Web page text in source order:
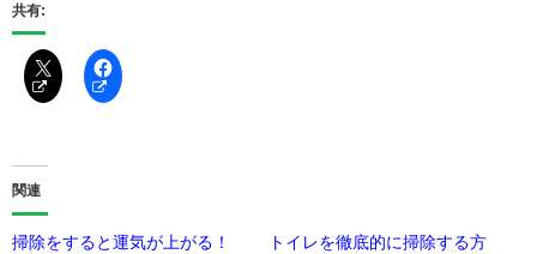
共有:
関連
掃除をすると運気が上がる！
トイレを徹底的に掃除する方